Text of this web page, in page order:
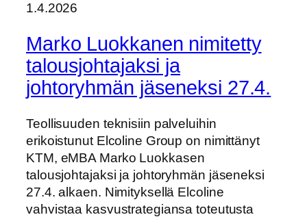
1.4.2026
Marko Luokkanen nimitetty
talousjohtajaksi ja
johtoryhmän jäseneksi 27.4.
Teollisuuden teknisiin palveluihin
erikoistunut Elcoline Group on nimittänyt
KTM, eMBA Marko Luokkasen
talousjohtajaksi ja johtoryhmän jäseneksi
27.4. alkaen. Nimityksellä Elcoline
vahvistaa kasvustrategiansa toteutusta